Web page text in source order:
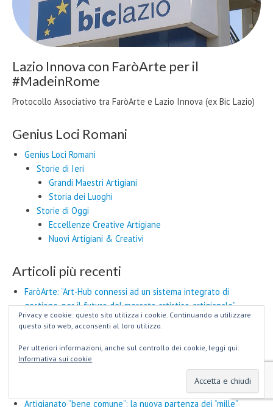
Lazio Innova con FaròArte per il
#MadeinRome
Protocollo Associativo tra FaròArte e Lazio Innova (ex Bic Lazio)
Genius Loci Romani
Genius Loci Romani
Storie di Ieri
Grandi Maestri Artigiani
Storia dei Luoghi
Storie di Oggi
Eccellenze Creative Artigiane
Nuovi Artigiani & Creativi
Articoli più recenti
FaròArte: “Art-Hub connessi ad un sistema integrato di
gestione, per il futuro del mercato artistico-artigianale”
Creatività e Inclusione Sociale: un
Politecnico di Torino
Il contributo di FaròArte al Convegno “Mare Nostrum” alla
Artigianato “bene comune”: la nuova partenza dei “mille”
Privacy e cookie: questo sito utilizza i cookie. Continuando a utilizzare
questo sito web, acconsenti al loro utilizzo.
Per ulteriori informazioni, anche sul controllo dei cookie, leggi qui:
Informativa sui cookie